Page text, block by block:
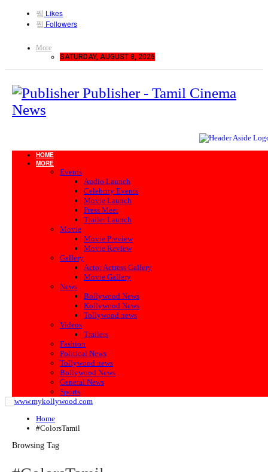
Likes
Followers
More
SATURDAY, AUGUST 8, 2026
Publisher - Tamil Cinema
News
HOME
MORE
Events
Audio Launch
Celebrity Events
Movie Launch
Press Meet
Trailer Launch
Movie
Movie Preview
Movie Review
Gallery
Actor Actress Gallery
Movie Gallery
News
Bollywood News
Kollywood News
Tollywood news
Videos
Trailers
Fashion
Political News
Tollywood news
Bollywood News
General News
Sports
Home
#ColorsTamil
Browsing Tag